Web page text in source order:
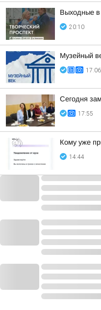
Выходные в
20:10
Музейный
17:06
Сегодня
17:55
Кому уже
14:44